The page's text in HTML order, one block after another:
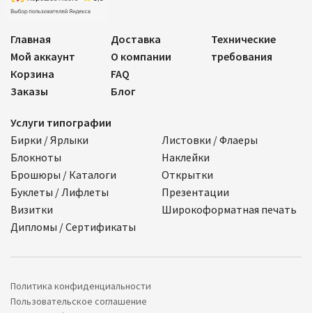
Главная
Мой аккаунт
Корзина
Заказы
Доставка
О компании
FAQ
Блог
Технические
требования
Услуги типографии
Бирки / Ярлыки
Блокноты
Брошюры / Каталоги
Буклеты / Лифлеты
Визитки
Дипломы / Сертификаты
Листовки / Флаеры
Наклейки
Открытки
Презентации
Широкоформатная печать
Политика конфиденциальности
Пользовательское соглашение